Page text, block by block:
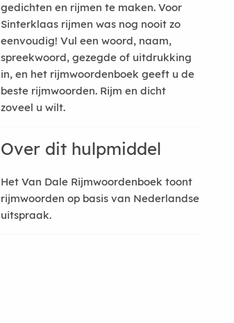
gedichten en rijmen te maken. Voor
Sinterklaas rijmen was nog nooit zo
eenvoudig! Vul een woord, naam,
spreekwoord, gezegde of uitdrukking
in, en het rijmwoordenboek geeft u de
beste rijmwoorden. Rijm en dicht
zoveel u wilt.
Over dit hulpmiddel
Het Van Dale Rijmwoordenboek toont
rijmwoorden op basis van Nederlandse
uitspraak.